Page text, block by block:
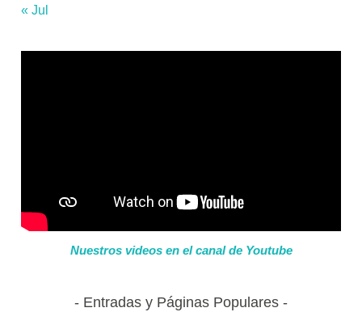
« Jul
Nuestros videos en el canal de Youtube
Entradas y Páginas Populares